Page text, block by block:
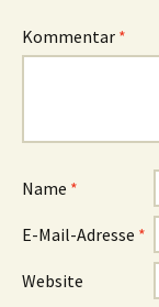
Kommentar *
Name *
E-Mail-Adresse *
Website